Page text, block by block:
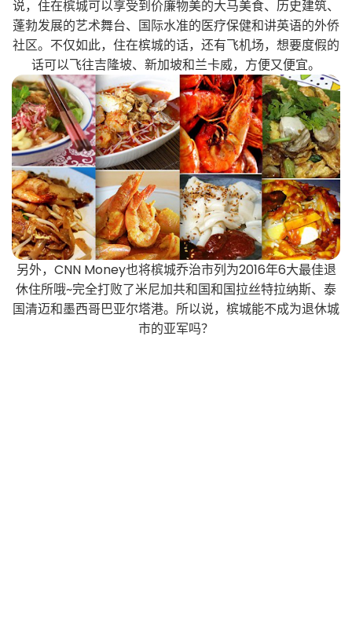
说，住在槟城可以享受到价廉物美的大马美食、历史建筑、
蓬勃发展的艺术舞台、国际水准的医疗保健和讲英语的外侨
社区。不仅如此，住在槟城的话，还有飞机场，想要度假的
话可以飞往吉隆坡、新加坡和兰卡威，方便又便宜。
另外，CNN Money也将槟城乔治市列为2016年6大最佳退
休住所哦~完全打败了米尼加共和国和国拉丝特拉纳斯、泰
国清迈和墨西哥巴亚尔塔港。所以说，槟城能不成为退休城
市的亚军吗？